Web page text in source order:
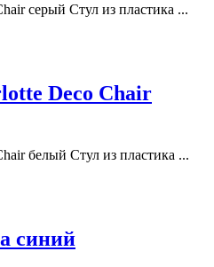
серый Стул из пластика ...
Deco Chair
белый Стул из пластика ...
синий